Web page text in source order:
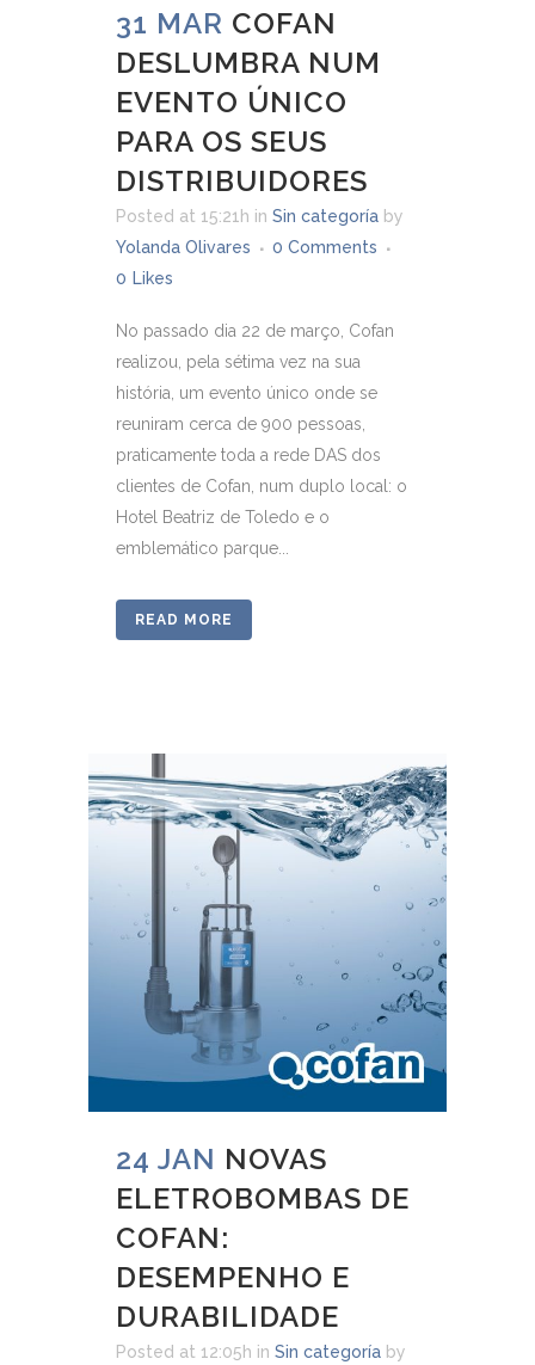
31 MAR COFAN
DESLUMBRA NUM
EVENTO ÚNICO
PARA OS SEUS
DISTRIBUIDORES
Posted at 15:21h in Sin categoría by
Yolanda Olivares
0 Comments
0 Likes
No passado dia 22 de março, Cofan
realizou, pela sétima vez na sua
história, um evento único onde se
reuniram cerca de 900 pessoas,
praticamente toda a rede DAS dos
clientes de Cofan, num duplo local: o
Hotel Beatriz de Toledo e o
emblemático parque...
READ MORE
24 JAN NOVAS
ELETROBOMBAS DE
COFAN:
DESEMPENHO E
DURABILIDADE
Posted at 12:05h in Sin categoría by